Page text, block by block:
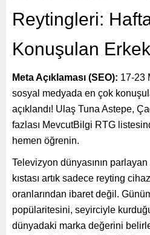
Reytingleri:
Konuşulan
Meta Açıklaması (SEO): 17-23
sosyal medyada en çok
açıklandı! Ulaş Tuna Astepe,
fazlası MevcutBilgi RTG
hemen öğrenin.
Televizyon dünyasının parlayan
kıstası artık sadece reyting
oranlarından ibaret değil.
popülaritesini, seyirciyle
dünyadaki marka değerini